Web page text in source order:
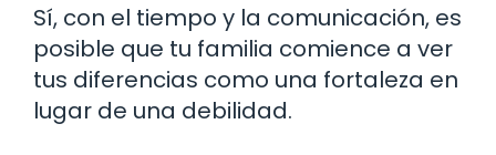
Sí, con el tiempo y la comunicación, es
posible que tu familia comience a ver
tus diferencias como una fortaleza en
lugar de una debilidad.